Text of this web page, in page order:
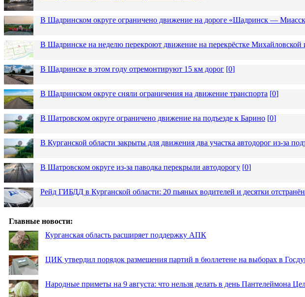
В Шадринском округе ограничено движение на дороге «Шадринск —
В Шадринске на неделю перекроют движение на перекрёстке Михайловской
В Шадринске в этом году отремонтируют 15 км дорог [0]
В Шадринском округе сняли ограничения на движение транспорта [0]
В Шатровском округе ограничено движение на подъезде к Барино [0]
В Курганской области закрыты для движения два участка автодорог из-за
В Шатровском округе из-за паводка перекрыли автодорогу [0]
Рейд ГИБДД в Курганской области: 20 пьяных водителей и десятки
Главные новости:
Курганская область расширяет поддержку АПК
ЦИК утвердил порядок размещения партий в бюллетене на выборах в
Народные приметы на 9 августа: что нельзя делать в день Пантелеймона